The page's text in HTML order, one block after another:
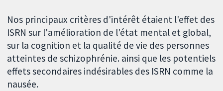
Nos principaux critères d'intérêt étaient l'effet des
ISRN sur l'amélioration de l'état mental et global,
sur la cognition et la qualité de vie des personnes
atteintes de schizophrénie. ainsi que les potentiels
effets secondaires indésirables des ISRN comme la
nausée.